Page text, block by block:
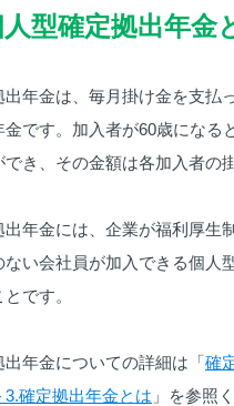
型確定拠出年金
出年金は、毎月掛け金を支払
金です。加入者が60歳になる
でき、その金額は各加入者の
出年金には、企業が福利厚生
ない会社員が加入できる個人
です。
出年金についての詳細は「確
3.確定拠出年金とは 」を参照